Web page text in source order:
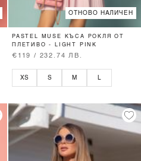
ОТНОВО НАЛИЧЕН
PASTEL MUSE КЪСА РОКЛЯ ОТ
ПЛЕТИВО - LIGHT PINK
€119 / 232.74 ЛВ.
XS S M L